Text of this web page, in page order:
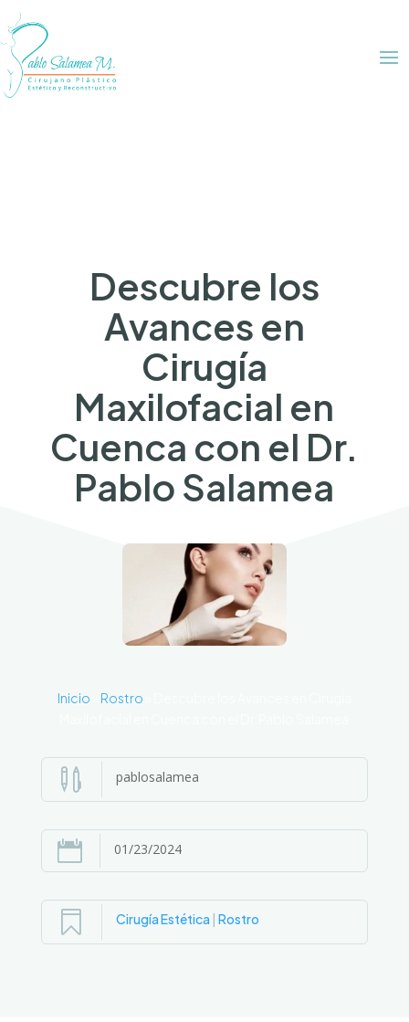
Descubre los
Avances en
Cirugía
Maxilofacial en
Cuenca con el Dr.
Pablo Salamea
Inicio Rostro
 pablosalamea
 01/23/2024
 Cirugía Estética Rostro